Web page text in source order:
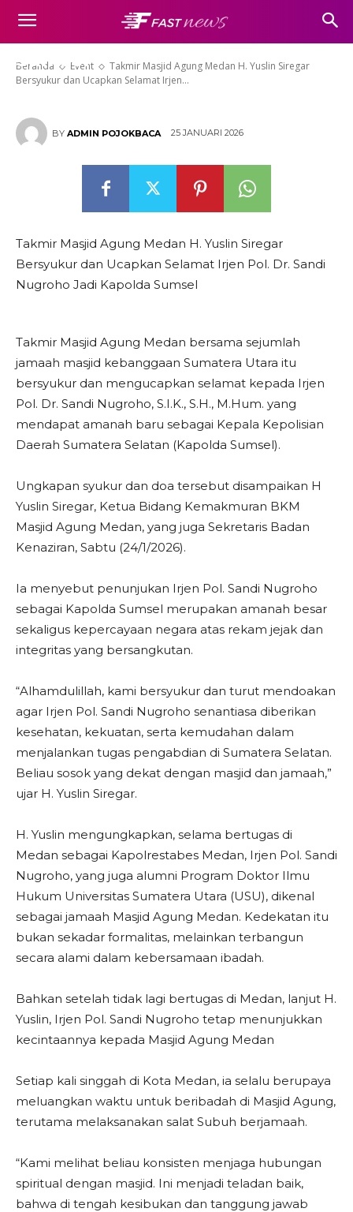
Beranda Event
Takmir Masjid Agung Medan H. Yuslin Siregar
Bersyukur dan Ucapkan Selamat Irjen...
Ucapkan Selamat Irjen Pol. Dr.
Sandi Nugroho Jadi Kapolda
Sumsel
BY ADMIN POJOKBACA 25 JANUARI 2026
Takmir Masjid Agung Medan H. Yuslin Siregar
Bersyukur dan Ucapkan Selamat Irjen Pol. Dr. Sandi
Nugroho Jadi Kapolda Sumsel
Takmir Masjid Agung Medan bersama sejumlah
jamaah masjid kebanggaan Sumatera Utara itu
bersyukur dan mengucapkan selamat kepada Irjen
Pol. Dr. Sandi Nugroho, S.I.K., S.H., M.Hum. yang
mendapat amanah baru sebagai Kepala Kepolisian
Daerah Sumatera Selatan (Kapolda Sumsel).
Ungkapan syukur dan doa tersebut disampaikan H
Yuslin Siregar, Ketua Bidang Kemakmuran BKM
Masjid Agung Medan, yang juga Sekretaris Badan
Kenaziran, Sabtu (24/1/2026).
Ia menyebut penunjukan Irjen Pol. Sandi Nugroho
sebagai Kapolda Sumsel merupakan amanah besar
sekaligus kepercayaan negara atas rekam jejak dan
integritas yang bersangkutan.
“Alhamdulillah, kami bersyukur dan turut mendoakan
agar Irjen Pol. Sandi Nugroho senantiasa diberikan
kesehatan, kekuatan, serta kemudahan dalam
menjalankan tugas pengabdian di Sumatera Selatan.
Beliau sosok yang dekat dengan masjid dan jamaah,”
ujar H. Yuslin Siregar.
H. Yuslin mengungkapkan, selama bertugas di
Medan sebagai Kapolrestabes Medan, Irjen Pol. Sandi
Nugroho, yang juga alumni Program Doktor Ilmu
Hukum Universitas Sumatera Utara (USU), dikenal
sebagai jamaah Masjid Agung Medan. Kedekatan itu
bukan sekadar formalitas, melainkan terbangun
secara alami dalam kebersamaan ibadah.
Bahkan setelah tidak lagi bertugas di Medan, lanjut H.
Yuslin, Irjen Pol. Sandi Nugroho tetap menunjukkan
kecintaannya kepada Masjid Agung Medan
Setiap kali singgah di Kota Medan, ia selalu berupaya
meluangkan waktu untuk beribadah di Masjid Agung,
terutama melaksanakan salat Subuh berjamaah.
“Kami melihat beliau konsisten menjaga hubungan
spiritual dengan masjid. Ini menjadi teladan baik,
bahwa di tengah kesibukan dan tanggung jawab